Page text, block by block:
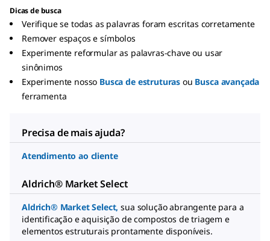
Dicas de busca
Verifique se todas as palavras foram escritas corretamente
Remover espaços e símbolos
Experimente reformular as palavras-chave ou usar
sinônimos
Experimente nosso Busca de estruturas ou Busca avançada
ferramenta
Precisa de mais ajuda?
Atendimento ao cliente
Aldrich® Market Select
Aldrich® Market Select, sua solução abrangente para a
identificação e aquisição de compostos de triagem e
elementos estruturais prontamente disponíveis.